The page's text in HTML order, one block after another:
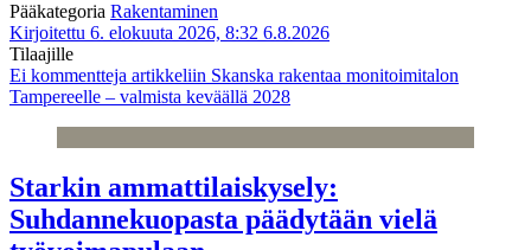
Pääkategoria Rakentaminen
Kirjoitettu 6. elokuuta 2026, 8:32 6.8.2026
Tilaajille
Ei kommentteja artikkeliin Skanska rakentaa monitoimitalon
Tampereelle – valmista keväällä 2028
Starkin ammattilaiskysely:
Suhdannekuopasta päädytään vielä